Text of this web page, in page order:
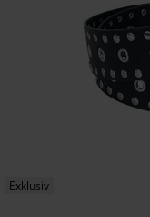
Exklusiv